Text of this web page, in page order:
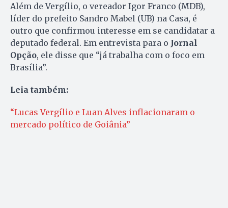
Além de Vergílio, o vereador Igor Franco (MDB),
líder do prefeito Sandro Mabel (UB) na Casa, é
outro que confirmou interesse em se candidatar a
deputado federal. Em entrevista para o Jornal
Opção, ele disse que “já trabalha com o foco em
Brasília”.
Leia também:
“Lucas Vergílio e Luan Alves inflacionaram o
mercado político de Goiânia”